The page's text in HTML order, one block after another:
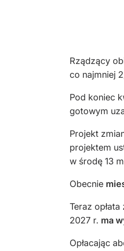
Rządzący
co najmniej
Pod koniec
gotowym
Projekt
projektem
w środę 13
Obecnie
Teraz
2027 r. ma
Opłacając